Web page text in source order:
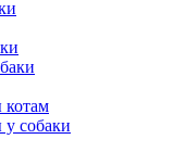
котам
у собаки